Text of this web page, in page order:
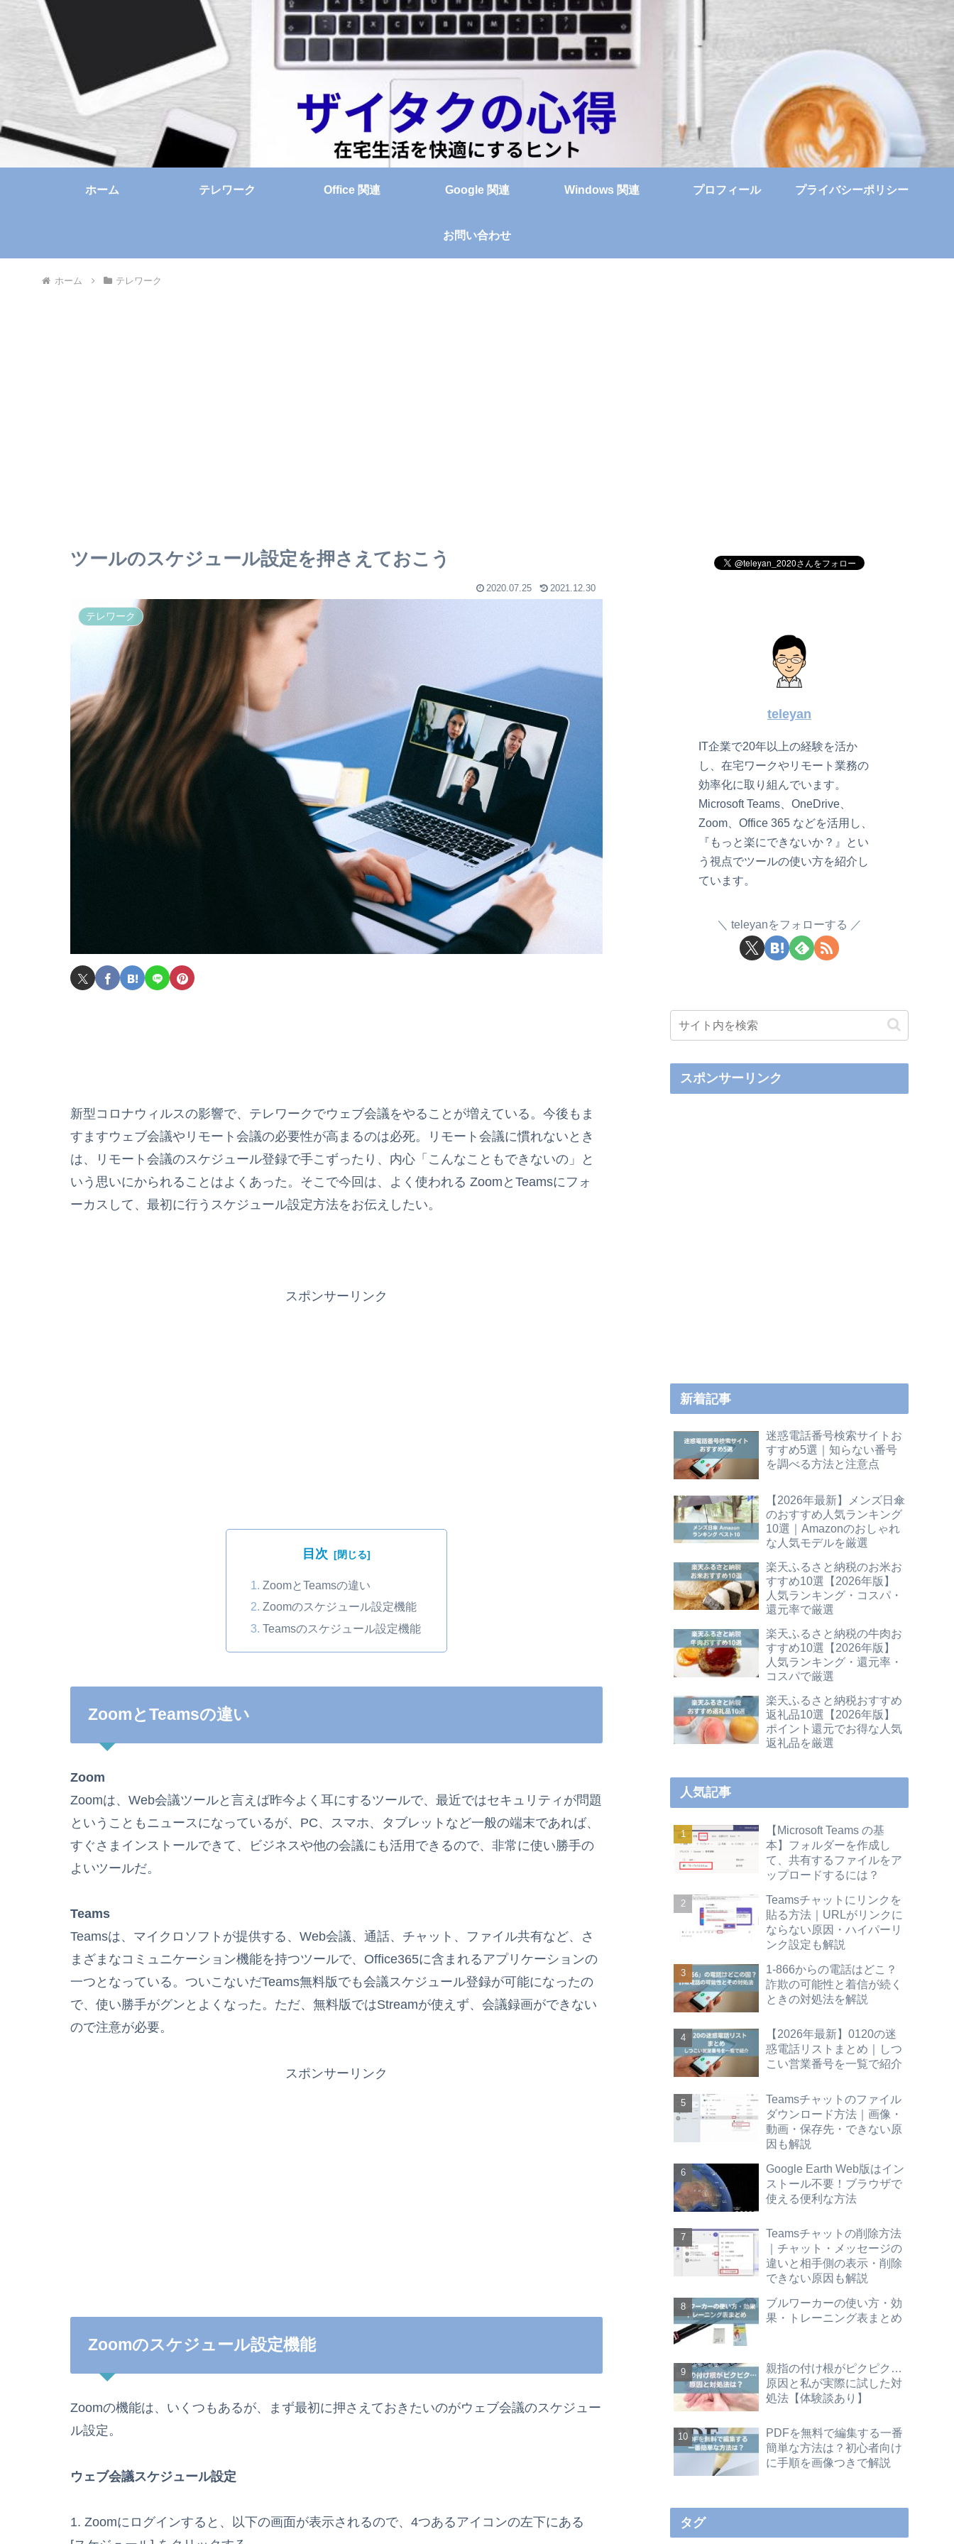
ホーム テレワーク Office 関連 Google 関連 Windows 関連 プロフィール プライバシーポリシー
お問い合わせ
ホーム テレワーク
ツールのスケジュール設定を押さえておこう
2020.07.25 2021.12.30
テレワーク
新型コロナウィルスの影響で、テレワークでウェブ会議をやることが増えている。今後もま
すますウェブ会議やリモート会議の必要性が高まるのは必死。リモート会議に慣れないとき
は、リモート会議のスケジュール登録で手こずったり、内心「こんなこともできないの」と
いう思いにかられることはよくあった。そこで今回は、よく使われる ZoomとTeamsにフォ
ーカスして、最初に行うスケジュール設定方法をお伝えしたい。
スポンサーリンク
目次
ZoomとTeamsの違い
Zoomのスケジュール設定機能
Teamsのスケジュール設定機能
ZoomとTeamsの違い
Zoom
Zoomは、Web会議ツールと言えば昨今よく耳にするツールで、最近ではセキュリティが問題
ということもニュースになっているが、PC、スマホ、タブレットなど一般の端末であれば、
すぐさまインストールできて、ビジネスや他の会議にも活用できるので、非常に使い勝手の
よいツールだ。
Teams
Teamsは、マイクロソフトが提供する、Web会議、通話、チャット、ファイル共有など、さ
まざまなコミュニケーション機能を持つツールで、Office365に含まれるアプリケーションの
一つとなっている。ついこないだTeams無料版でも会議スケジュール登録が可能になったの
で、使い勝手がグンとよくなった。ただ、無料版ではStreamが使えず、会議録画ができない
ので注意が必要。
スポンサーリンク
Zoomのスケジュール設定機能
Zoomの機能は、いくつもあるが、まず最初に押さえておきたいのがウェブ会議のスケジュー
ル設定。
ウェブ会議スケジュール設定
1. Zoomにログインすると、以下の画面が表示されるので、4つあるアイコンの左下にある
teleyan
IT企業で20年以上の経験を活か
し、在宅ワークやリモート業務の
効率化に取り組んでいます。
Microsoft Teams、OneDrive、
Zoom、Office 365 などを活用し、
『もっと楽にできないか？』とい
う視点でツールの使い方を紹介し
ています。
teleyanをフォローする
スポンサーリンク
新着記事
迷惑電話番号検索サイトお
すすめ5選｜知らない番号
を調べる方法と注意点
【2026年最新】メンズ日傘
のおすすめ人気ランキング
10選｜Amazonのおしゃれ
な人気モデルを厳選
楽天ふるさと納税のお米お
すすめ10選【2026年版】
人気ランキング・コスパ・
還元率で厳選
楽天ふるさと納税の牛肉お
すすめ10選【2026年版】
人気ランキング・還元率・
コスパで厳選
楽天ふるさと納税おすすめ
返礼品10選【2026年版】
ポイント還元でお得な人気
返礼品を厳選
人気記事
【Microsoft Teams の基
本】フォルダーを作成し
て、共有するファイルをア
ップロードするには？
Teamsチャットにリンクを
貼る方法｜URLがリンクに
ならない原因・ハイパーリ
ンク設定も解説
1-866からの電話はどこ？
詐欺の可能性と着信が続く
ときの対処法を解説
【2026年最新】0120の迷
惑電話リストまとめ｜しつ
こい営業番号を一覧で紹介
Teamsチャットのファイル
ダウンロード方法｜画像・
動画・保存先・できない原
因も解説
Google Earth Web版はイン
ストール不要！ブラウザで
使える便利な方法
Teamsチャットの削除方法
｜チャット・メッセージの
違いと相手側の表示・削除
できない原因も解説
ブルワーカーの使い方・効
果・トレーニング表まとめ
親指の付け根がピクピク…
原因と私が実際に試した対
処法【体験談あり】
PDFを無料で編集する一番
簡単な方法は？初心者向け
に手順を画像つきで解説
タグ